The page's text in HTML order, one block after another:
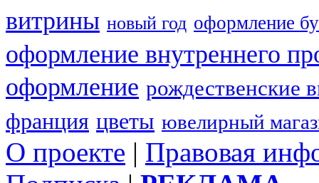
витрины новый год оформление
оформление внутреннего
оформление рождественские
франция цветы ювелирный
О проекте | Правовая